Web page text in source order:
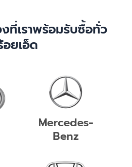
ที่เราพร้อมรับซื้อทั่ว
ยเอ็ด
Mercedes-
Benz